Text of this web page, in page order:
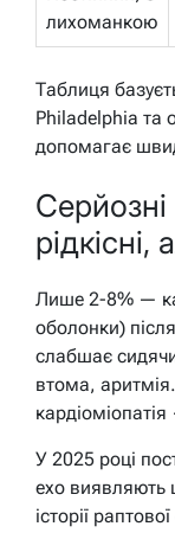
лихоманкою
Таблиця
Philadelphia та
допомагає
рідкісні,
Лише 2-8% —
оболонки)
слабшає
втома,
У 2025 році
ехо виявляють
історії